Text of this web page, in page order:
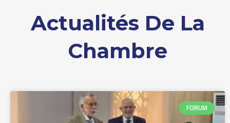
Actualités De La
Chambre
FORUM